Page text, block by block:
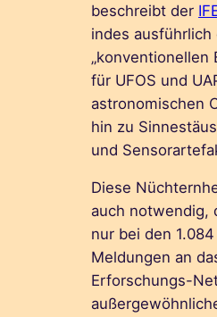
beschreibt der
indes ausführlich
„konventionellen
für UFOS und
astronomischen
hin zu
und
Diese
auch notwendig,
nur bei den
Meldungen an
Erforschungs-